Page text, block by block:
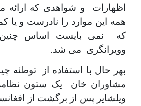
اظهارات و شواهدی که
همه این موارد را نادرست و یا
که نمی بایست اساس چنین
وویرانگری می شد.
بهر حال با استفاده از توطئه
مشاوران خان یک ستون
ویلشایر پس از برگشت از